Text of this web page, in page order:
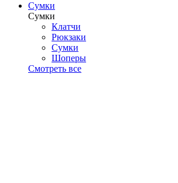
Сумки
Сумки
Клатчи
Рюкзаки
Сумки
Шоперы
Смотреть все